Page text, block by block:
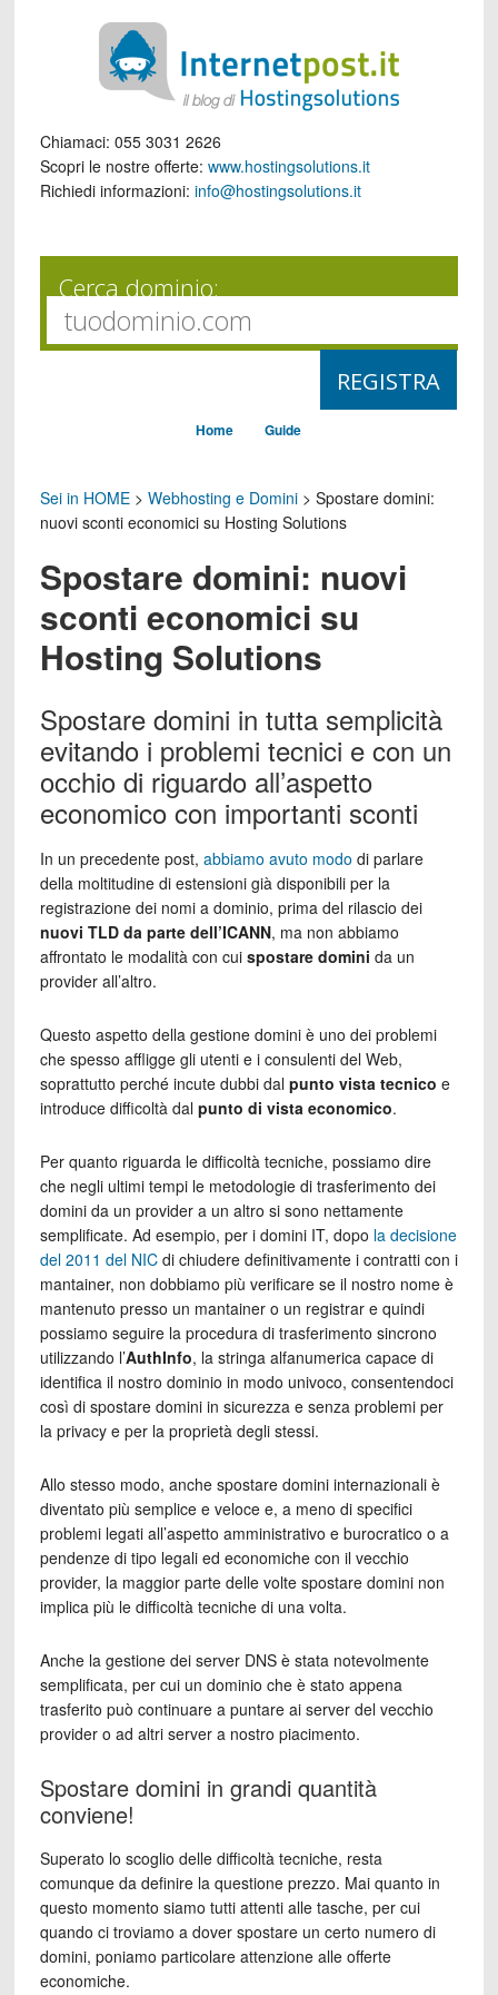
Chiamaci: 055 3031 2626
Scopri le nostre offerte: www.hostingsolutions.it
Richiedi informazioni: info@hostingsolutions.it
Cerca dominio:
Home Guide
Sei in HOME> Webhosting e Domini> Spostare domini:
nuovi sconti economici su Hosting Solutions
Spostare domini: nuovi
sconti economici su
Hosting Solutions
Spostare domini in tutta semplicità
evitando i problemi tecnici e con un
occhio di riguardo all’aspetto
economico con importanti sconti
In un precedente post, abbiamo avuto modo di parlare
della moltitudine di estensioni già disponibili per la
registrazione dei nomi a dominio, prima del rilascio dei
nuovi TLD da parte dell’ICANN, ma non abbiamo
affrontato le modalità con cui spostare domini da un
provider all’altro.
Questo aspetto della gestione domini è uno dei problemi
che spesso affligge gli utenti e i consulenti del Web,
soprattutto perché incute dubbi dal punto vista tecnico e
introduce difficoltà dal punto di vista economico.
Per quanto riguarda le difficoltà tecniche, possiamo dire
che negli ultimi tempi le metodologie di trasferimento dei
domini da un provider a un altro si sono nettamente
semplificate. Ad esempio, per i domini IT, dopo la decisione
del 2011 del NICdi chiudere definitivamente i contratti con i
mantainer, non dobbiamo più verificare se il nostro nome è
mantenuto presso un mantainer o un registrar e quindi
possiamo seguire la procedura di trasferimento sincrono
utilizzando l’AuthInfo, la stringa alfanumerica capace di
identifica il nostro dominio in modo univoco, consentendoci
così di spostare domini in sicurezza e senza problemi per
la privacy e per la proprietà degli stessi.
Allo stesso modo, anche spostare domini internazionali è
diventato più semplice e veloce e, a meno di specifici
problemi legati all’aspetto amministrativo e burocratico o a
pendenze di tipo legali ed economiche con il vecchio
provider, la maggior parte delle volte spostare domini non
implica più le difficoltà tecniche di una volta.
Anche la gestione dei server DNS è stata notevolmente
semplificata, per cui un dominio che è stato appena
trasferito può continuare a puntare ai server del vecchio
provider o ad altri server a nostro piacimento.
Spostare domini in grandi quantità
conviene!
Superato lo scoglio delle difficoltà tecniche, resta
comunque da definire la questione prezzo. Mai quanto in
questo momento siamo tutti attenti alle tasche, per cui
quando ci troviamo a dover spostare un certo numero di
domini, poniamo particolare attenzione alle offerte
economiche.